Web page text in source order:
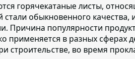
горячекатаные листы,
стали обыкновенного качества,
Причина популярности
применяется в разных сферах
строительстве, во время